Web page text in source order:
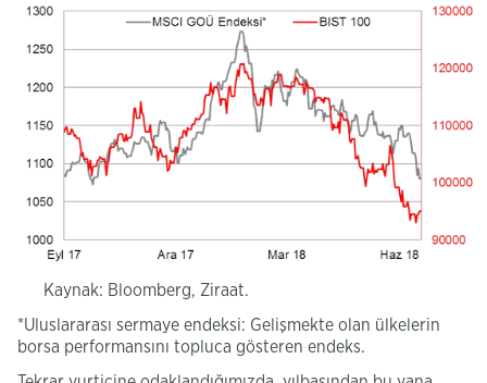
Kaynak: Bloomberg, Ziraat.
*Uluslararası sermaye endeksi: Gelişmekte olan ülkelerin
borsa performansını topluca gösteren endeks.